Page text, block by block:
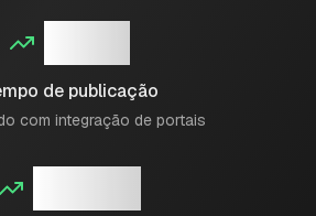
de publicação
com integração de portais